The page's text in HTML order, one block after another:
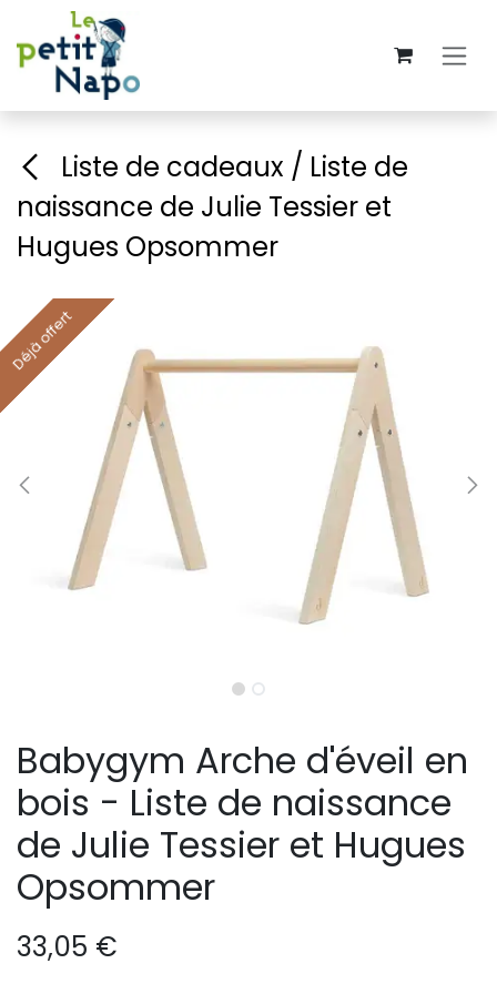
Se rendre au contenu
Liste de cadeaux / Liste de
naissance de Julie Tessier et
Hugues Opsommer
Déjà offert
Déjà offert
Babygym Arche d'éveil en
bois - Liste de naissance
de Julie Tessier et Hugues
Opsommer
33,05 €